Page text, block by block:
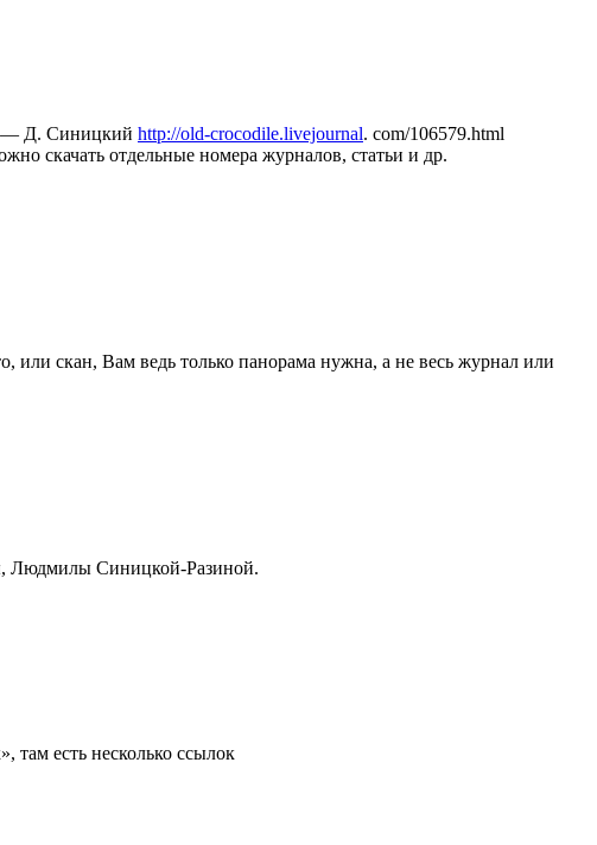
— Д. Синицкий http://old-crocodile.livejournal. com/106579.html
скачать отдельные номера журналов, статьи и др.
или скан, Вам ведь только панорама нужна, а не весь журнал или
Людмилы Синицкой-Разиной.
есть несколько ссылок